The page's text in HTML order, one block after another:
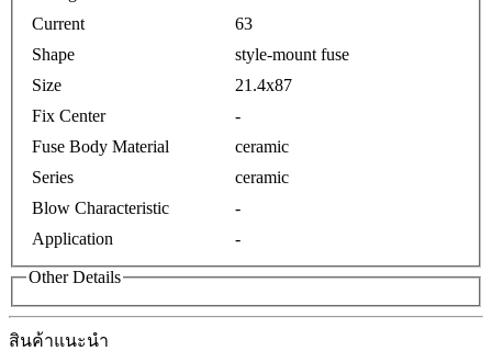
Current
63
Shape
style-mount fuse
Size
21.4x87
Fix Center
-
Fuse Body Material
ceramic
Series
ceramic
Blow Characteristic
-
Application
-
Other Details
สินค้าแนะนำ